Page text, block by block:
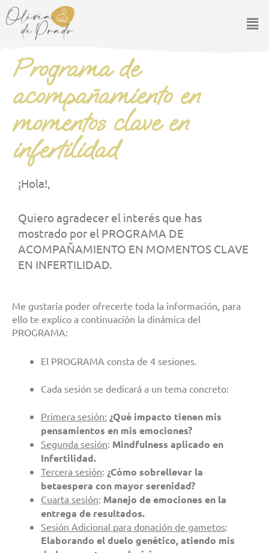
contenido
Programa de
acompañamiento en
momentos clave en
infertilidad
¡Hola!,
Quiero agradecer el interés que has
mostrado por el PROGRAMA DE
ACOMPAÑAMIENTO EN MOMENTOS CLAVE
EN INFERTILIDAD.
Me gustaría poder ofrecerte toda la información, para
ello te explico a continuación la dinámica del
PROGRAMA:
El PROGRAMA consta de 4 sesiones.
Cada sesión se dedicará a un tema concreto:
Primera sesión: ¿Qué impacto tienen mis
pensamientos en mis emociones?
Segunda sesión: Mindfulness aplicado en
Infertilidad.
Tercera sesión: ¿Cómo sobrellevar la
betaespera con mayor serenidad?
Cuarta sesión: Manejo de emociones en la
entrega de resultados.
Sesión Adicional para donación de gametos:
Elaborando el duelo genético, atiendo mis